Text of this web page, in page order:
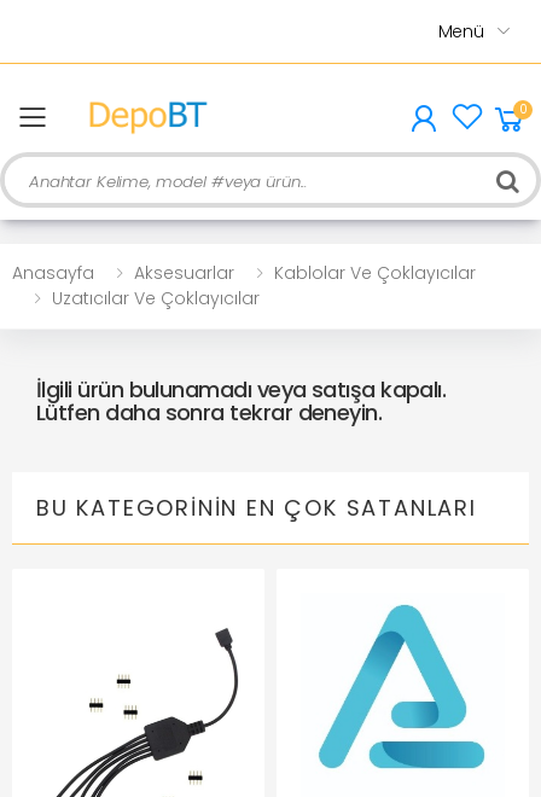
Menü
menu 0
Ara
Anasayfa Aksesuarlar
Kablolar Ve Çoklayıcılar
Uzatıcılar Ve Çoklayıcılar
İlgili ürün bulunamadı veya satışa kapalı.
Lütfen daha sonra tekrar deneyin.
BU KATEGORININ EN ÇOK SATANLARI